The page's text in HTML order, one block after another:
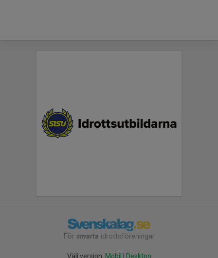
För smarta idrottsföreningar
Välj version: Mobil | Desktop